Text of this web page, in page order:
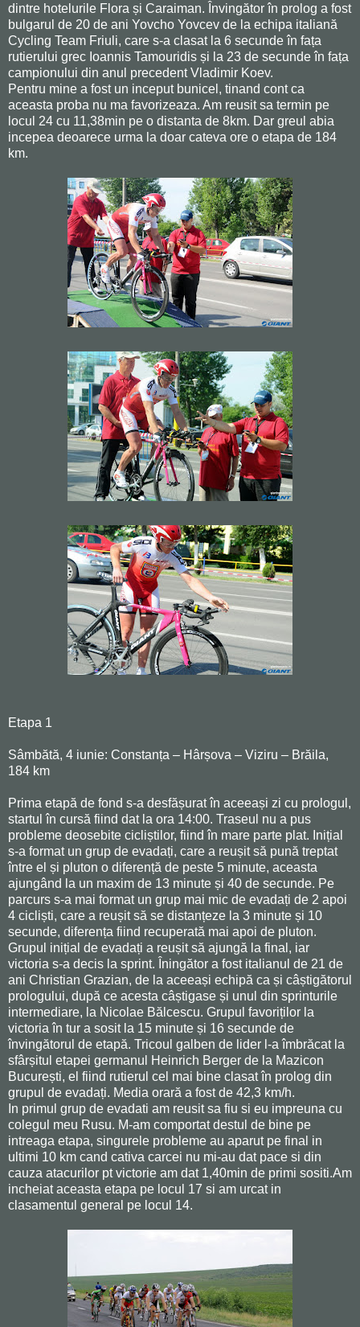
dintre hotelurile Flora și Caraiman. Învingător în prolog a fost
bulgarul de 20 de ani Yovcho Yovcev de la echipa italiană
Cycling Team Friuli, care s-a clasat la 6 secunde în fața
rutierului grec Ioannis Tamouridis și la 23 de secunde în fața
campionului din anul precedent Vladimir Koev.
Pentru mine a fost un inceput bunicel, tinand cont ca
aceasta proba nu ma favorizeaza. Am reusit sa termin pe
locul 24 cu 11,38min pe o distanta de 8km. Dar greul abia
incepea deoarece urma la doar cateva ore o etapa de 184
km.
Etapa 1
Sâmbătă, 4 iunie: Constanța – Hârșova – Viziru – Brăila,
184 km
Prima etapă de fond s-a desfășurat în aceeași zi cu prologul,
startul în cursă fiind dat la ora 14:00. Traseul nu a pus
probleme deosebite cicliștilor, fiind în mare parte plat. Inițial
s-a format un grup de evadați, care a reușit să pună treptat
între el și pluton o diferență de peste 5 minute, aceasta
ajungând la un maxim de 13 minute și 40 de secunde. Pe
parcurs s-a mai format un grup mai mic de evadați de 2 apoi
4 cicliști, care a reușit să se distanțeze la 3 minute și 10
secunde, diferența fiind recuperată mai apoi de pluton.
Grupul inițial de evadați a reușit să ajungă la final, iar
victoria s-a decis la sprint. Îningător a fost italianul de 21 de
ani Christian Grazian, de la aceeași echipă ca și câștigătorul
prologului, după ce acesta câștigase și unul din sprinturile
intermediare, la Nicolae Bălcescu. Grupul favoriților la
victoria în tur a sosit la 15 minute și 16 secunde de
învingătorul de etapă. Tricoul galben de lider l-a îmbrăcat la
sfârșitul etapei germanul Heinrich Berger de la Mazicon
București, el fiind rutierul cel mai bine clasat în prolog din
grupul de evadați. Media orară a fost de 42,3 km/h.
In primul grup de evadati am reusit sa fiu si eu impreuna cu
colegul meu Rusu. M-am comportat destul de bine pe
intreaga etapa, singurele probleme au aparut pe final in
ultimi 10 km cand cativa carcei nu mi-au dat pace si din
cauza atacurilor pt victorie am dat 1,40min de primi sositi.Am
incheiat aceasta etapa pe locul 17 si am urcat in
clasamentul general pe locul 14.